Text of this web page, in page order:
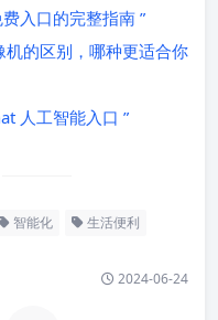
入口的完整指南 ”
的区别，哪种更适合你
人工智能入口 ”
智能化 生活便利
2024-06-24